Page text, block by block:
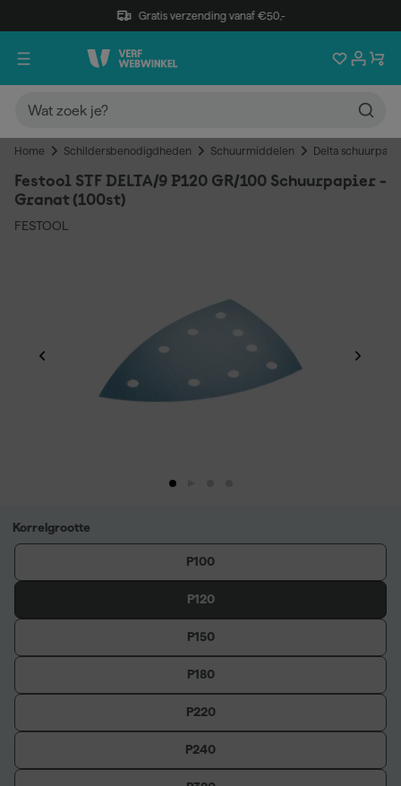
Gratis verzending vanaf €50,-
Home Schildersbenodigdheden Schuurmiddelen Delta
Festool STF DELTA/9 P120 GR/100 Schuurpapier -
Granat (100st)
FESTOOL
Korrelgrootte
P100
P120
P150
P180
P220
P240